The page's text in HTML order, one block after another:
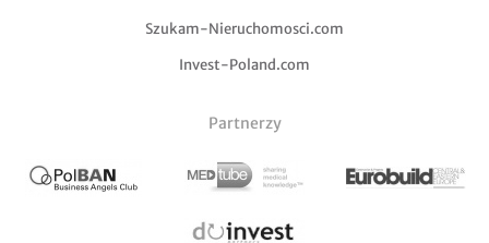
Szukam-Nieruchomosci.com
Invest-Poland.com
Partnerzy